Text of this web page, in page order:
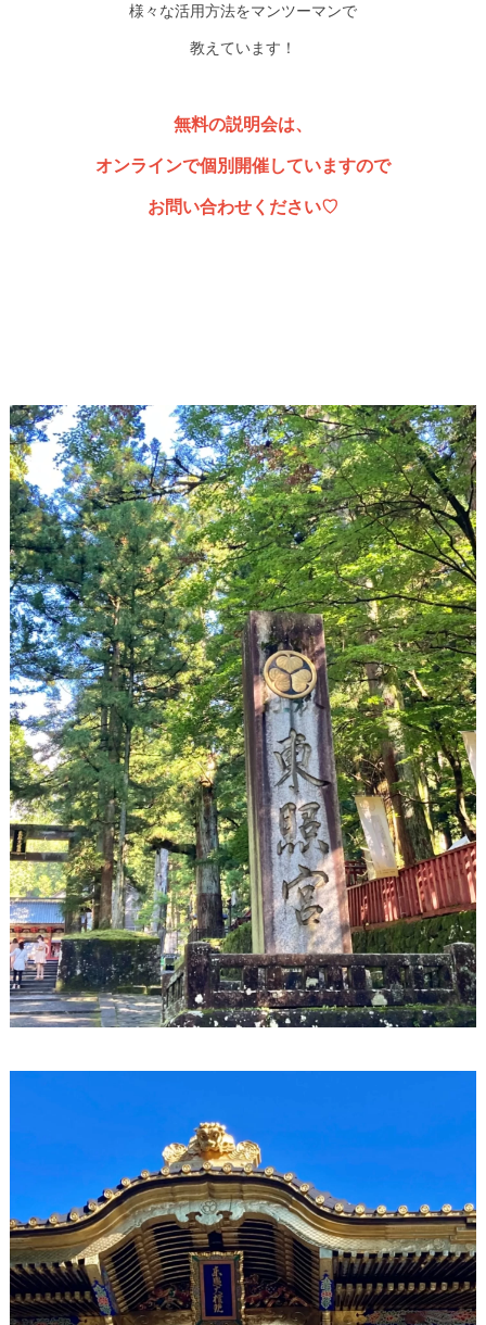
様々な活用方法をマンツーマンで
教えています！
無料の説明会は、
オンラインで個別開催していますので
お問い合わせください♡